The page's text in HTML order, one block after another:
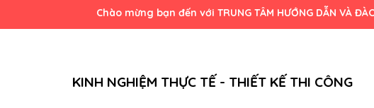
to
Chào mừng bạn đến với TRUNG TÂM HƯỚNG DẪN VÀ ĐÀO TẠO
KINH NGHIỆM THỰC TẾ - THIẾT KẾ THI CÔNG